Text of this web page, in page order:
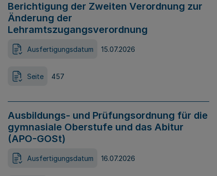
Berichtigung der Zweiten Verordnung zur
Änderung der
Lehramtszugangsverordnung
Ausfertigungsdatum 15.07.2026
Seite 457
Ausbildungs- und Prüfungsordnung für die
gymnasiale Oberstufe und das Abitur
(APO-GOSt)
Ausfertigungsdatum 16.07.2026